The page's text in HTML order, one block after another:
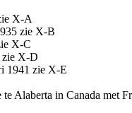
X-A
zie X-B
X-C
zie X-D
1941 zie X-E
Alaberta in Canada met